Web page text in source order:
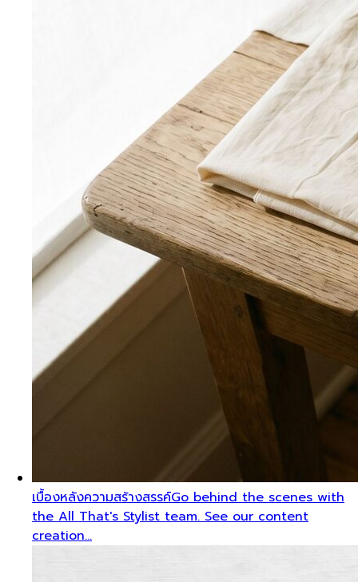
เบื้องหลังความสร้างสรรค์Go behind the scenes with
the All That's Stylist team. See our content
creation…